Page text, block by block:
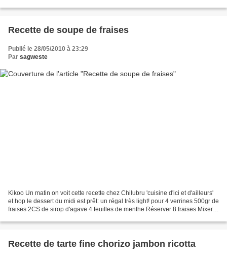
Recette de soupe de fraises
Publié le 28/05/2010 à 23:29
Par sagweste
Kikoo Un matin on voit cette recette chez Chilubru 'cuisine d'ici et d'ailleurs'
et hop le dessert du midi est prêt: un régal très light! pour 4 verrines 500gr de
fraises 2CS de sirop d'agave 4 feuilles de menthe Réserver 8 fraises Mixer
Recette de tarte fine chorizo jambon ricotta